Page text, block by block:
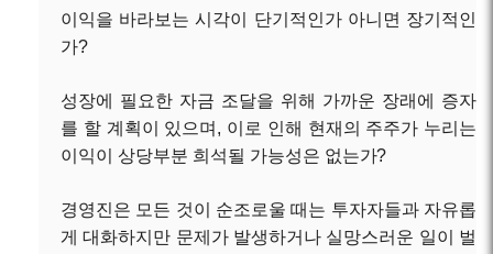
이익을 바라보는 시각이 단기적인가 아니면 장기적인
가?
성장에 필요한 자금 조달을 위해 가까운 장래에 증자
를 할 계획이 있으며, 이로 인해 현재의 주주가 누리는
이익이 상당부분 희석될 가능성은 없는가?
경영진은 모든 것이 순조로울 때는 투자자들과 자유롭
게 대화하지만 문제가 발생하거나 실망스러운 일이 벌